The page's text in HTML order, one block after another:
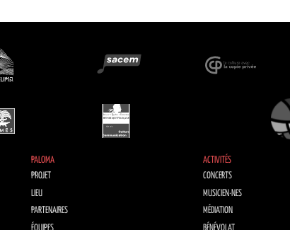
PALOMA
PROJET
LIEU
PARTENAIRES
ACTIVITÉS
CONCERTS
MUSICIEN·NES
MÉDIATION